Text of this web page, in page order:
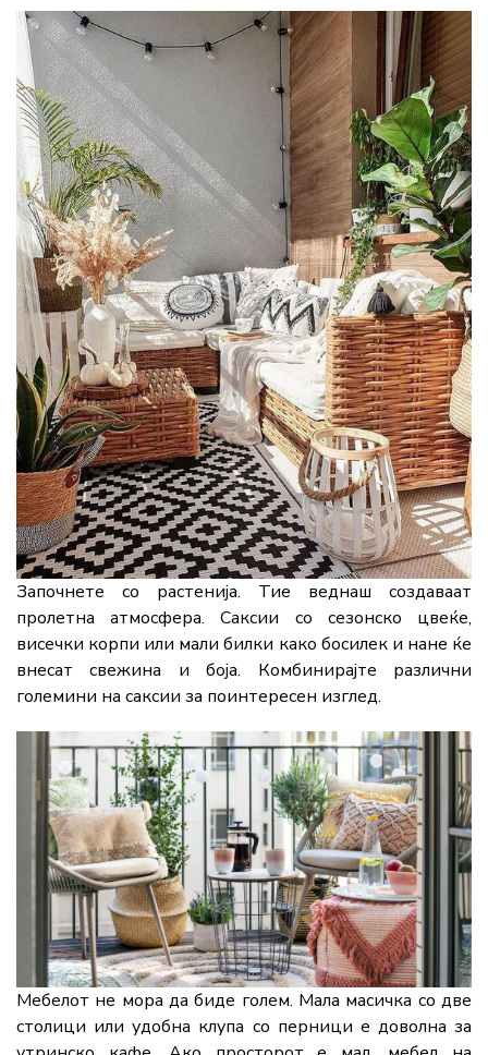
Започнете со растенија. Тие веднаш создаваат
пролетна атмосфера. Саксии со сезонско цвеќе,
висечки корпи или мали билки како босилек и нане ќе
внесат свежина и боја. Комбинирајте различни
големини на саксии за поинтересен изглед.
Мебелот не мора да биде голем. Малa масичка со две
столици или удобна клупа со перници е доволна за